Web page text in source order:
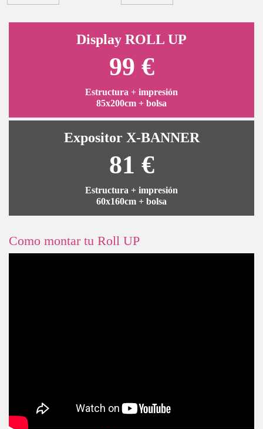
Display ROLL UP
99 €
Estructura + impresión
85x200cm + bolsa
Expositor X-BANNER
81 €
Estructura + impresión
60x160cm + bolsa
Como montar tu Roll UP